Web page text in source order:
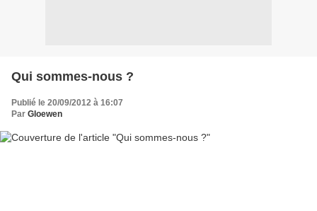
Qui sommes-nous ?
Publié le 20/09/2012 à 16:07
Par Gloewen